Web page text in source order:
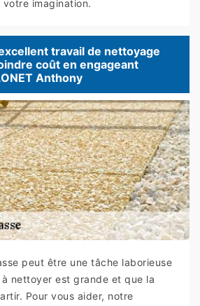
imagination.
travail de nettoyage
coût en engageant
Anthony
peut être une tâche laborieuse
nettoyer est grande et que la
Pour vous aider, notre